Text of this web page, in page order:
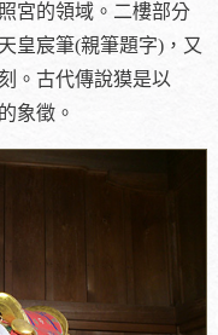
宮的領域。二樓部分
皇宸筆(親筆題字)，又
。古代傳說獏是以
象徵。